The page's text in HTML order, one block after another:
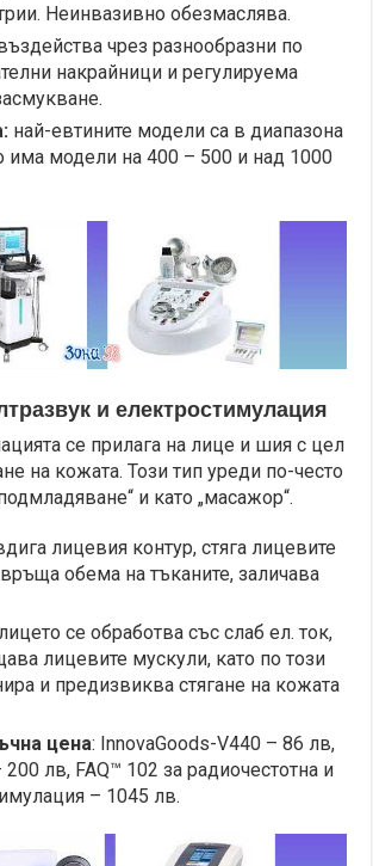
Неинвазивно обезмаслява.
чрез разнообразни по
накрайници и регулируема
най-евтините модели са в диапазона
има модели на 400 – 500 и над 1000
и електростимулация
се прилага на лице и шия с цел
на кожата. Този тип уреди по-често
и като „масажор“.
лицевия контур, стяга лицевите
обема на тъканите, заличава
лицето се обработва със слаб ел. ток,
лицевите мускули, като по този
и предизвиква стягане на кожата
цена: InnovaGoods-V440 – 86 лв,
лв, FAQ™ 102 за радиочестотна и
– 1045 лв.